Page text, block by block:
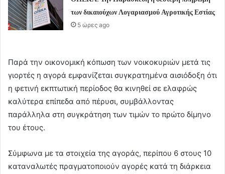
των δικαιούχων Λογαριασμού Αγροτικής Εστίας
5 ώρες ago
Παρά την οικονομική κόπωση των νοικοκυριών μετά τις
γιορτές η αγορά εμφανίζεται συγκρατημένα αισιόδοξη ότι
η φετινή εκπτωτική περίοδος θα κινηθεί σε ελαφρώς
καλύτερα επίπεδα από πέρυσι, συμβάλλοντας
παράλληλα στη συγκράτηση των τιμών το πρώτο δίμηνο
του έτους.
Σύμφωνα με τα στοιχεία της αγοράς, περίπου 6 στους 10
καταναλωτές πραγματοποιούν αγορές κατά τη διάρκεια